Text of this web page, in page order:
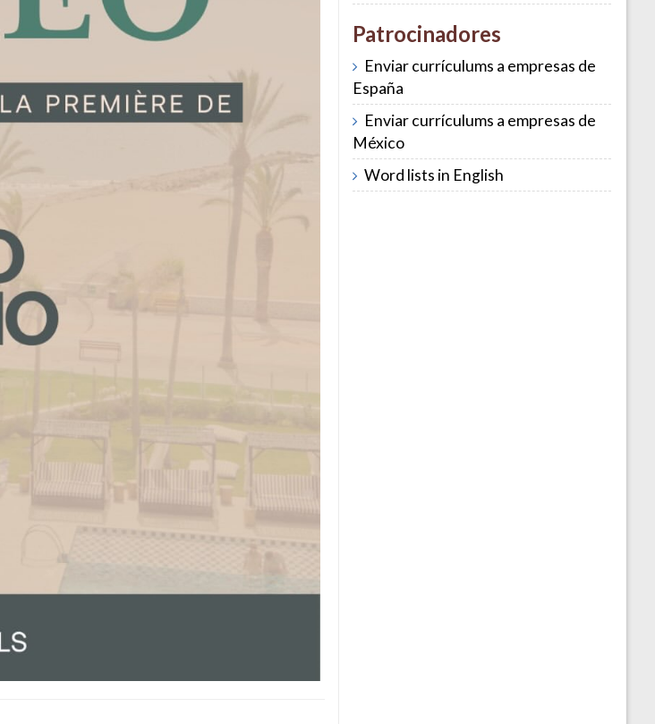
Patrocinadores
Enviar currículums a empresas de
España
Enviar currículums a empresas de
México
Word lists in English